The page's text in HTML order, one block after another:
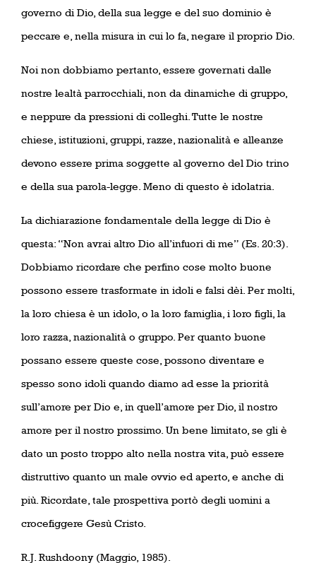
governo di Dio, della sua legge e del suo dominio è
peccare e, nella misura in cui lo fa, negare il proprio Dio.
Noi non dobbiamo pertanto, essere governati dalle
nostre lealtà parrocchiali, non da dinamiche di gruppo,
e neppure da pressioni di colleghi. Tutte le nostre
chiese, istituzioni, gruppi, razze, nazionalità e alleanze
devono essere prima soggette al governo del Dio trino
e della sua parola-legge. Meno di questo è idolatria.
La dichiarazione fondamentale della legge di Dio è
questa: “Non avrai altro Dio all’infuori di me” (Es. 20:3).
Dobbiamo ricordare che perfino cose molto buone
possono essere trasformate in idoli e falsi dèi. Per molti,
la loro chiesa è un idolo, o la loro famiglia, i loro figli, la
loro razza, nazionalità o gruppo. Per quanto buone
possano essere queste cose, possono diventare e
spesso sono idoli quando diamo ad esse la priorità
sull’amore per Dio e, in quell’amore per Dio, il nostro
amore per il nostro prossimo. Un bene limitato, se gli è
dato un posto troppo alto nella nostra vita, può essere
distruttivo quanto un male ovvio ed aperto, e anche di
più. Ricordate, tale prospettiva portò degli uomini a
crocefiggere Gesù Cristo.
R.J. Rushdoony (Maggio, 1985).